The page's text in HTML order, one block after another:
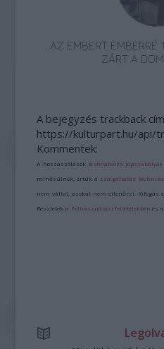
„AZ EMBERT
ZÁRT A
A bejegyzés trackback
https://kulturpart.hu/api/
Kommentek:
A hozzászólások avonatkozó jogszabályok
minősülnek, értük a szolgáltatás
nem vállal, azokat nem ellenőrzi. Kifogás
Részletek a Felhasználási feltételekben és